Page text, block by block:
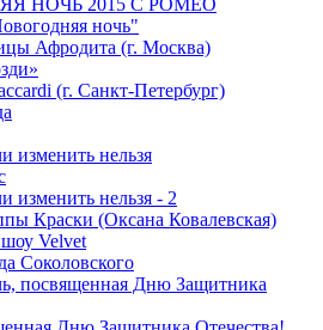
НОЧЬ 2015 C РОМЕО
ночь"
Афродита (г. Москва)
(г. Санкт-Петербург)
изменить нельзя
изменить нельзя - 2
Краски (Оксана Ковалевская)
Velvet
Соколовского
посвященная Дню Защитника